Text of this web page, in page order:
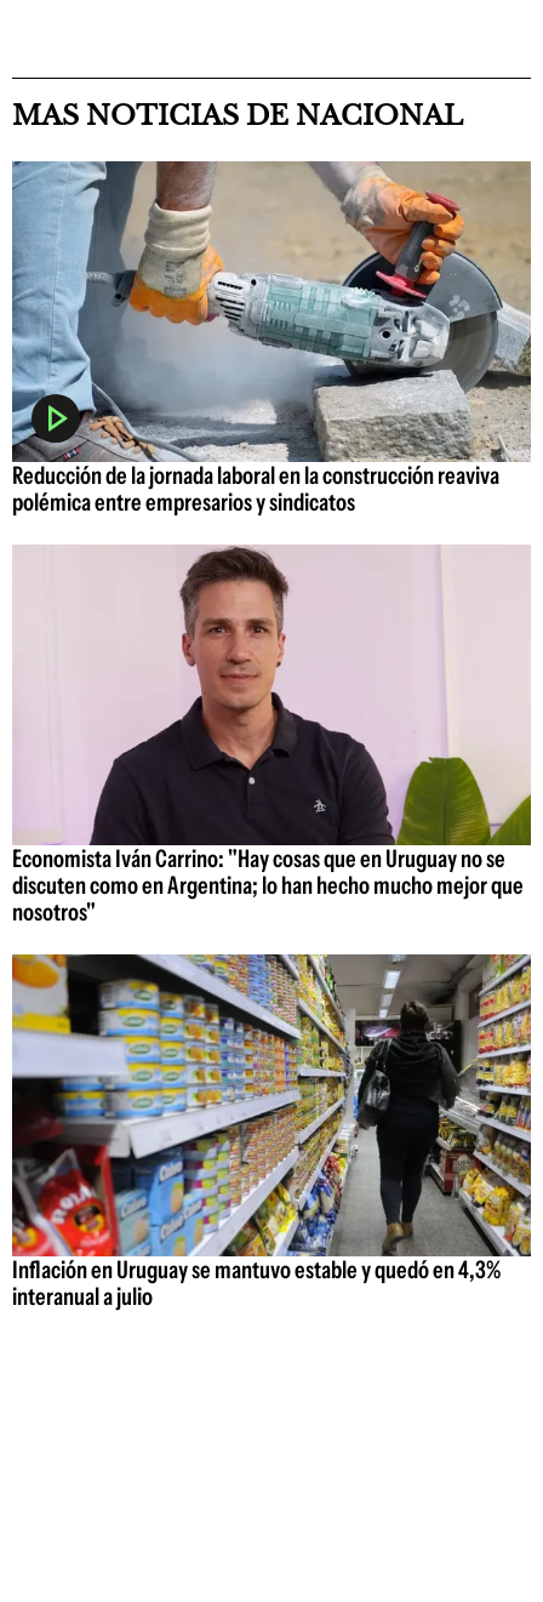
MAS NOTICIAS DE NACIONAL
Reducción de la jornada laboral en la construcción reaviva
polémica entre empresarios y sindicatos
Economista Iván Carrino: "Hay cosas que en Uruguay no se
discuten como en Argentina; lo han hecho mucho mejor que
nosotros"
Inflación en Uruguay se mantuvo estable y quedó en 4,3%
interanual a julio